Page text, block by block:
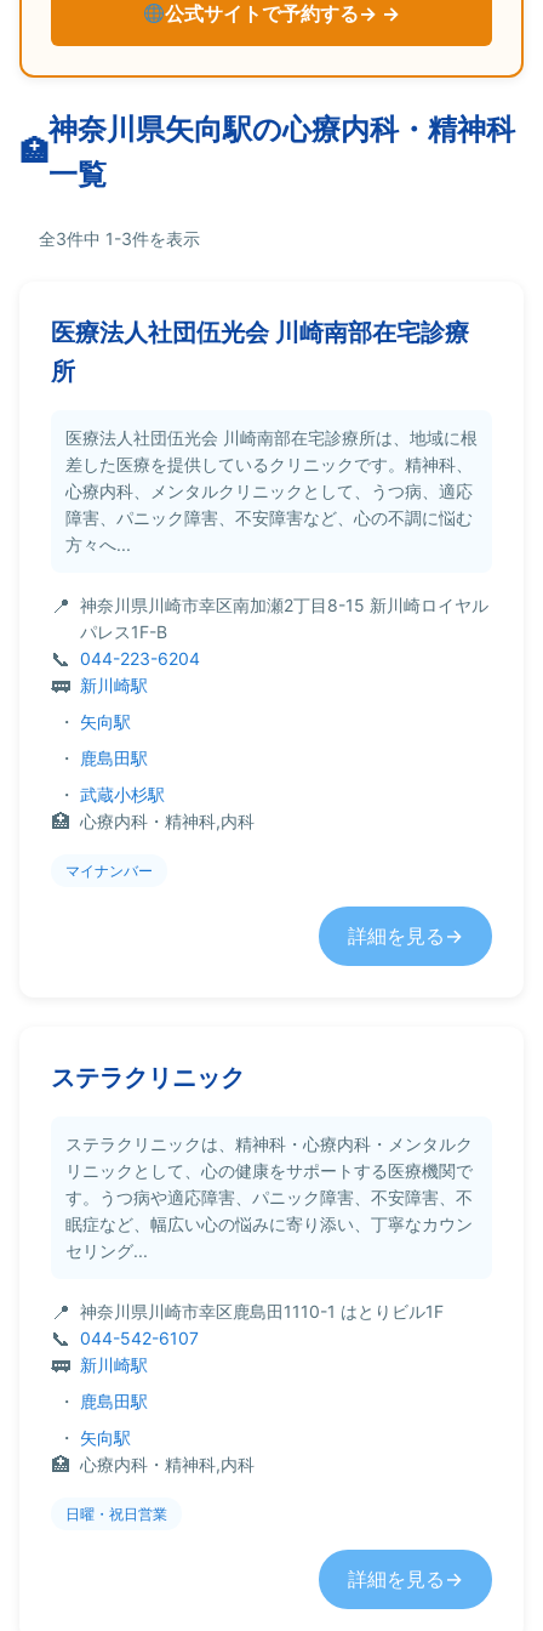
公式サイトで予約する→
神奈川県矢向駅の心療内科・精神科
一覧
全3件中 1-3件を表示
医療法人社団伍光会 川崎南部在宅診療
所
医療法人社団伍光会 川崎南部在宅診療所は、地域に根
差した医療を提供しているクリニックです。精神科、
心療内科、メンタルクリニックとして、うつ病、適応
障害、パニック障害、不安障害など、心の不調に悩む
方々へ...
神奈川県川崎市幸区南加瀬2丁目8-15 新川崎ロイヤル
パレス1F-B
044-223-6204
新川崎駅
・ 矢向駅
・
鹿島田駅
・ 武蔵小杉駅
心療内科・精神科,内科
マイナンバー
詳細を見る
ステラクリニック
ステラクリニックは、精神科・心療内科・メンタルク
リニックとして、心の健康をサポートする医療機関で
す。うつ病や適応障害、パニック障害、不安障害、不
眠症など、幅広い心の悩みに寄り添い、丁寧なカウン
セリング...
神奈川県川崎市幸区鹿島田1110-1 はとりビル1F
044-542-6107
新川崎駅
・
鹿島田駅
・ 矢向駅
心療内科・精神科,内科
日曜・祝日営業
詳細を見る